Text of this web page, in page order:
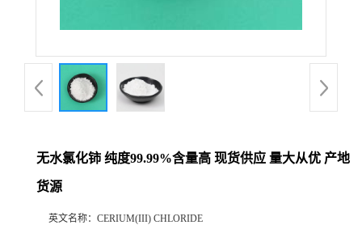
无水氯化铈 纯度99.99%含量高 现货供应 量大从优 产地
货源
英文名称： CERIUM(III) CHLORIDE